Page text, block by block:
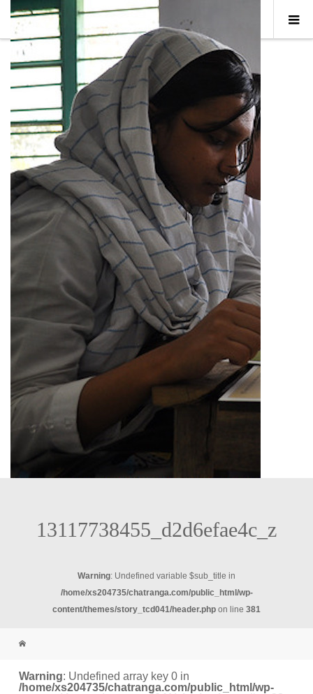
13117738455_d2d6efae4c_z
Warning: Undefined variable $sub_title in
/home/xs204735/chatranga.com/public_html/wp-
content/themes/story_tcd041/header.php on line 381
Warning: Undefined array key 0 in
/home/xs204735/chatranga.com/public_html/wp-